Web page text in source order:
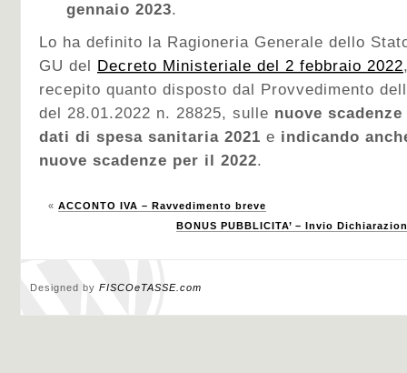
gennaio 2023.
Lo ha definito la Ragioneria Generale dello
GU del Decreto Ministeriale del 2 febbraio 2022
recepito quanto disposto dal Provvedimento
del 28.01.2022 n. 28825, sulle nuove scadenze
dati di spesa sanitaria 2021 e indicando
nuove scadenze per il 2022.
« ACCONTO IVA – Ravvedimento breve
BONUS PUBBLICITA’ – Invio
Designed by FISCOeTASSE.com